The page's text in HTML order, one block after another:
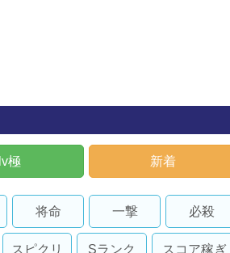
lv極 新着
将命 一撃 必殺
スピクリ Sランク スコア稼ぎ